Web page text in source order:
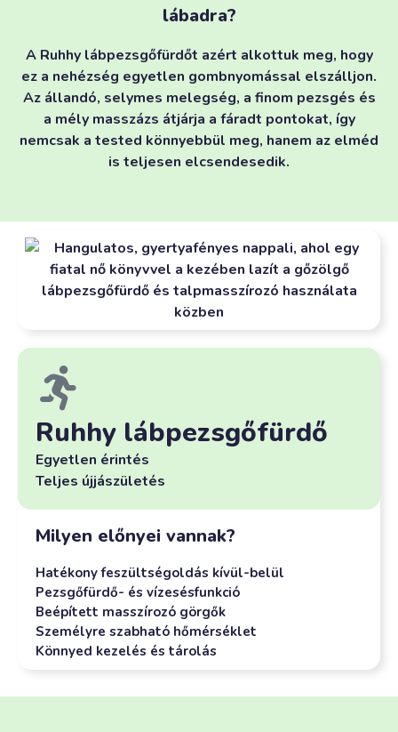
lábadra?
A Ruhhy lábpezsgőfürdőt azért alkottuk meg, hogy
ez a nehézség egyetlen gombnyomással elszálljon.
Az állandó, selymes melegség, a finom pezsgés és
a mély masszázs átjárja a fáradt pontokat, így
nemcsak a tested könnyebbül meg, hanem az elméd
is teljesen elcsendesedik.
Ruhhy lábpezsgőfürdő
Egyetlen érintés
Teljes újjászületés
Milyen előnyei vannak?
Hatékony feszültségoldás kívül-belül
Pezsgőfürdő- és vízesésfunkció
Beépített masszírozó görgők
Személyre szabható hőmérséklet
Könnyed kezelés és tárolás